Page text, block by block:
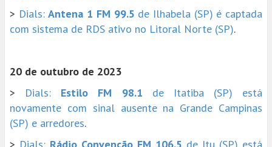
> Dials:Antena 1 FM 99.5 de Ilhabela (SP) é captada
com sistema de RDS ativo no Litoral Norte (SP).
20 de outubro de 2023
> Dials: Estilo FM 98.1 de Itatiba (SP) está
novamente com sinal ausente na Grande Campinas
(SP) e arredores.